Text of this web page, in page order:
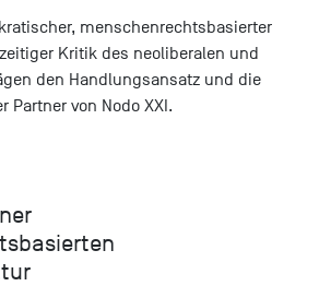
menschenrechtsbasierter
Kritik des neoliberalen und
den Handlungsansatz und die
Partner von Nodo XXI.